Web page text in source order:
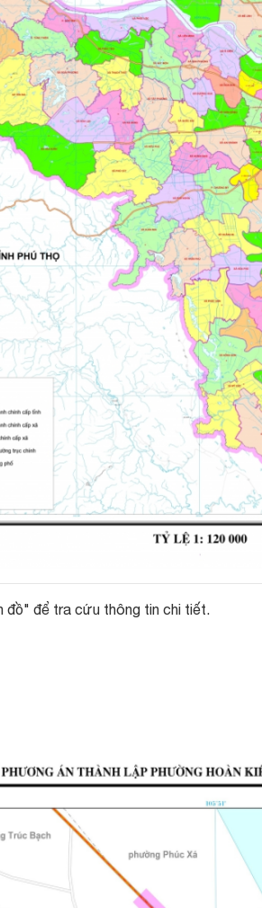
đồ" để tra cứu thông tin chi tiết.